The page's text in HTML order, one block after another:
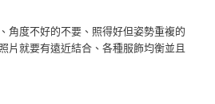
角度不好的不要、照得好但姿勢重複的
片就要有遠近結合、各種服飾均衡並且